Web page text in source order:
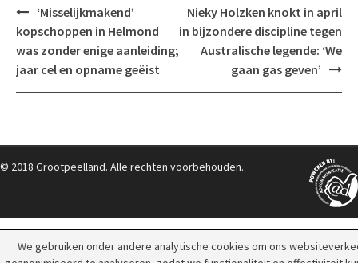
Post
navigation
‘Misselijkmakend’
kopschoppen in Helmond
was zonder enige aanleiding;
jaar cel en opname geëist
Nieky Holzken knokt in april
in bijzondere discipline tegen
Australische legende: ‘We
gaan gas geven’
© 2018 Grootpeelland. Alle rechten voorbehouden.
We gebruiken onder andere analytische cookies om ons